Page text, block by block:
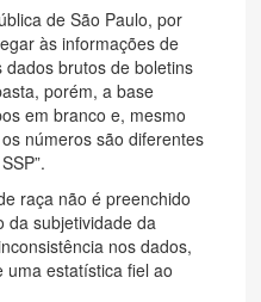
de São Paulo, por
às informações de
dados brutos de boletins
porém, a base
em branco e, mesmo
números são diferentes
raça não é preenchido
da subjetividade da
nos dados,
uma estatística fiel ao